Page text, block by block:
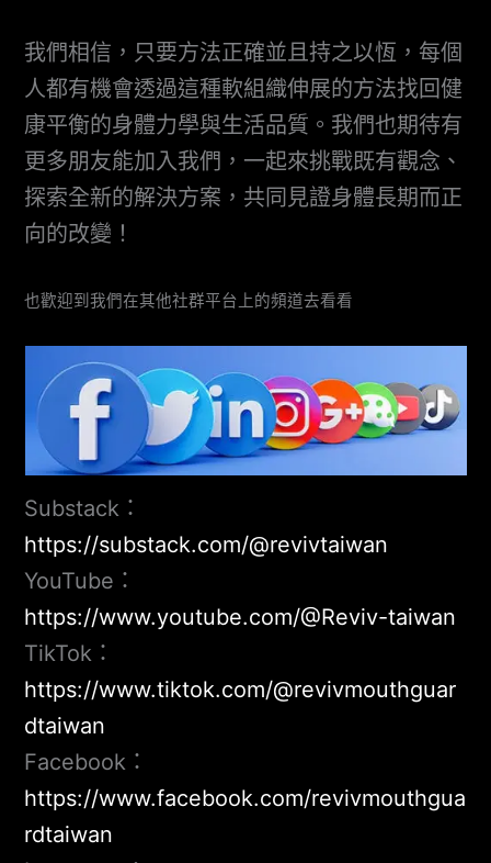
我們相信，只要方法正確並且持之以恆，每個
人都有機會透過這種軟組織伸展的方法找回健
康平衡的身體力學與生活品質。我們也期待有
更多朋友能加入我們，一起來挑戰既有觀念、
探索全新的解決方案，共同見證身體長期而正
向的改變！
也歡迎到我們在其他社群平台上的頻道去看看
Substack：
https://substack.com/@revivtaiwan
YouTube：
https://www.youtube.com/@Reviv-taiwan
TikTok：
https://www.tiktok.com/@revivmouthguar
dtaiwan
Facebook：
https://www.facebook.com/revivmouthgua
rdtaiwan